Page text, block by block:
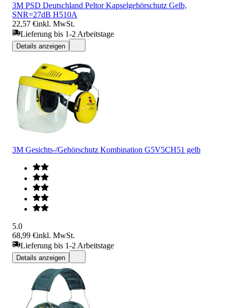
3M PSD Deutschland Peltor Kapselgehörschutz Gelb,
SNR=27dB H510A
22,57 €inkl. MwSt.
Lieferung bis 1-2 Arbeitstage
Details anzeigen
3M Gesichts-/Gehörschutz Kombination G5V5CH51 gelb
5.0
68,99 €inkl. MwSt.
Lieferung bis 1-2 Arbeitstage
Details anzeigen